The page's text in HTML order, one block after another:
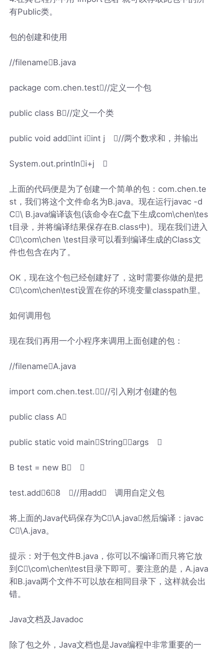
有Public类。
包的创建和使用
//filenameB.java
package com.chen.test//定义一个包
public class B//定义一个类
public void addint iint j //两个数求和，并输出
System.out.printlni+j 
上面的代码便是为了创建一个简单的包：com.chen.te
st，我们将这个文件命名为B.java。现在运行javac -d
C\ B.java编译该包(该命令在C盘下生成com\chen\tes
t目录，并将编译结果保存在B.class中)。现在我们进入
C\com\chen \test目录可以看到编译生成的Class文
件也包含在内了。
OK，现在这个包已经创建好了，这时需要你做的是把
C\com\chen\test设置在你的环境变量classpath里。
如何调用包
现在我们再用一个小程序来调用上面创建的包：
//filenameA.java
import com.chen.test.//引入刚才创建的包
public class A
public static void mainStringargs 
B test = new B 
test.add68 //用add 调用自定义包
将上面的Java代码保存为C\A.java然后编译：javac
C\A.java。
提示：对于包文件B.java，你可以不编译而只将它放
到C\com\chen\test目录下即可。要注意的是，A.java
和B.java两个文件不可以放在相同目录下，这样就会出
错。
Java文档及Javadoc
除了包之外，Java文档也是Java编程中非常重要的一